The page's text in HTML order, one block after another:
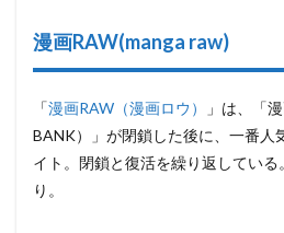
ウン
4.51
漫画村
漫画RAW(manga raw)
「漫画RAW（漫画ロウ）
」は、「
BANK）」が閉鎖した後に、一番人
イト。閉鎖と復活を繰り返してい
り。